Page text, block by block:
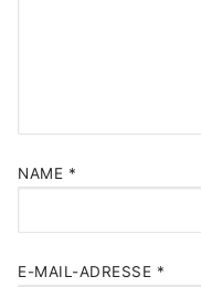
NAME *
E-MAIL-ADRESSE *